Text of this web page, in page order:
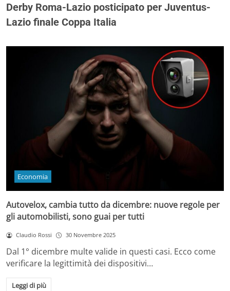
Derby Roma-Lazio posticipato per Juventus-
Lazio finale Coppa Italia
Economia
Autovelox, cambia tutto da dicembre: nuove regole per
gli automobilisti, sono guai per tutti
Claudio Rossi 30 Novembre 2025
Dal 1° dicembre multe valide in questi casi. Ecco come
verificare la legittimità dei dispositivi…
Leggi di più